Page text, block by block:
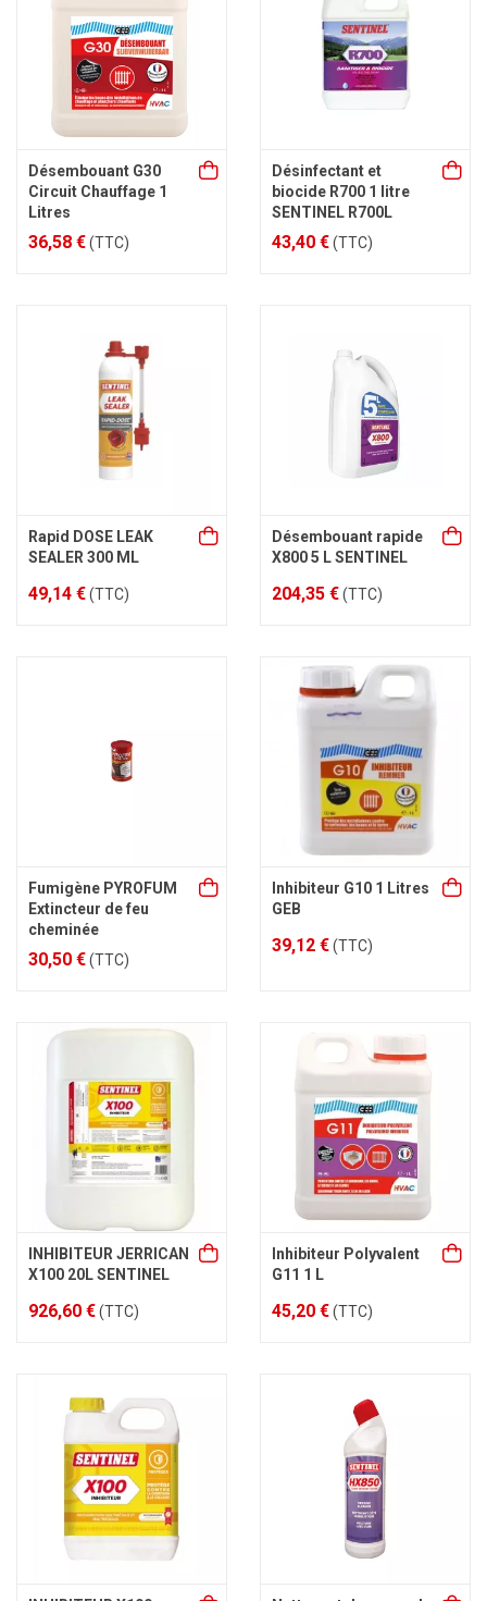
Désembouant G30
Circuit Chauffage 1
Litres
36,58 €(TTC)
Désinfectant et
biocide R700 1 litre
SENTINEL R700L
43,40 €(TTC)
Rapid DOSE LEAK
SEALER 300 ML
49,14 €(TTC)
Désembouant rapide
X800 5 L SENTINEL
204,35 €(TTC)
Fumigène PYROFUM
Extincteur de feu
cheminée
30,50 €(TTC)
Inhibiteur G10 1 Litres
GEB
39,12 €(TTC)
INHIBITEUR JERRICAN
X100 20L SENTINEL
926,60 €(TTC)
Inhibiteur Polyvalent
G11 1 L
45,20 €(TTC)